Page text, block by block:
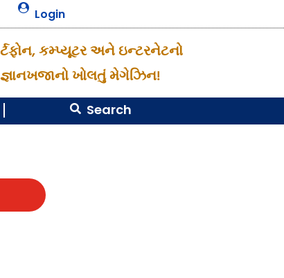
 Login
કમ્પ્યૂટર અને ઇન્ટરનેટનો
જ્ઞાનખજાનો ખોલતું મેગેઝિન!
 Search